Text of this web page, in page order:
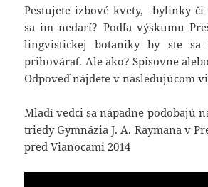
Pestujete izbové kvety, bylinky
sa im nedarí? Podľa výskumu
lingvistickej botaniky by ste sa
prihovárať. Ale ako? Spisovne
Odpoveď nájdete v nasledujúcom
Mladí vedci sa nápadne podobajú
triedy Gymnázia J. A. Raymana v
pred Vianocami 2014